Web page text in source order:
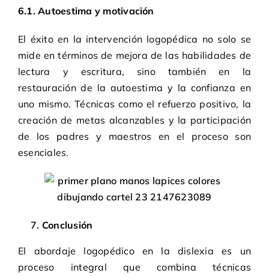
6.1. Autoestima y motivación
El éxito en la intervención logopédica no solo se
mide en términos de mejora de las habilidades de
lectura y escritura, sino también en la
restauración de la autoestima y la confianza en
uno mismo. Técnicas como el refuerzo positivo, la
creación de metas alcanzables y la participación
de los padres y maestros en el proceso son
esenciales.
Conclusión
El abordaje logopédico en la dislexia es un
proceso integral que combina técnicas